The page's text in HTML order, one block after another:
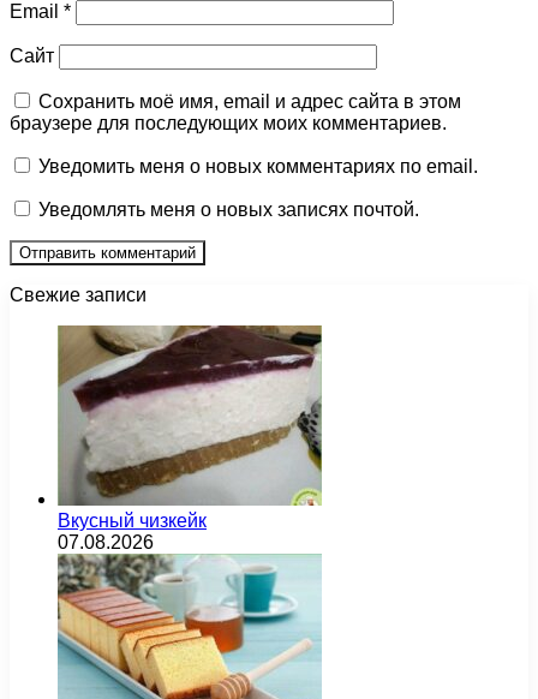
Email *
Сайт
Сохранить моё имя, email и адрес сайта в этом
браузере для последующих моих комментариев.
Уведомить меня о новых комментариях по email.
Уведомлять меня о новых записях почтой.
Свежие записи
Вкусный чизкейк
07.08.2026